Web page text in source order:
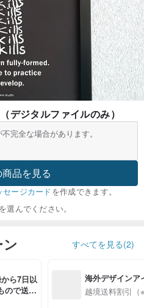
デジタルファイルのみ）
完全な場合があります。
品を見る
セージカードを作成できます。
んでください。
すべてを見る(2)
ら7日以
ので送料
海外デザインア
入
越境送料割引（